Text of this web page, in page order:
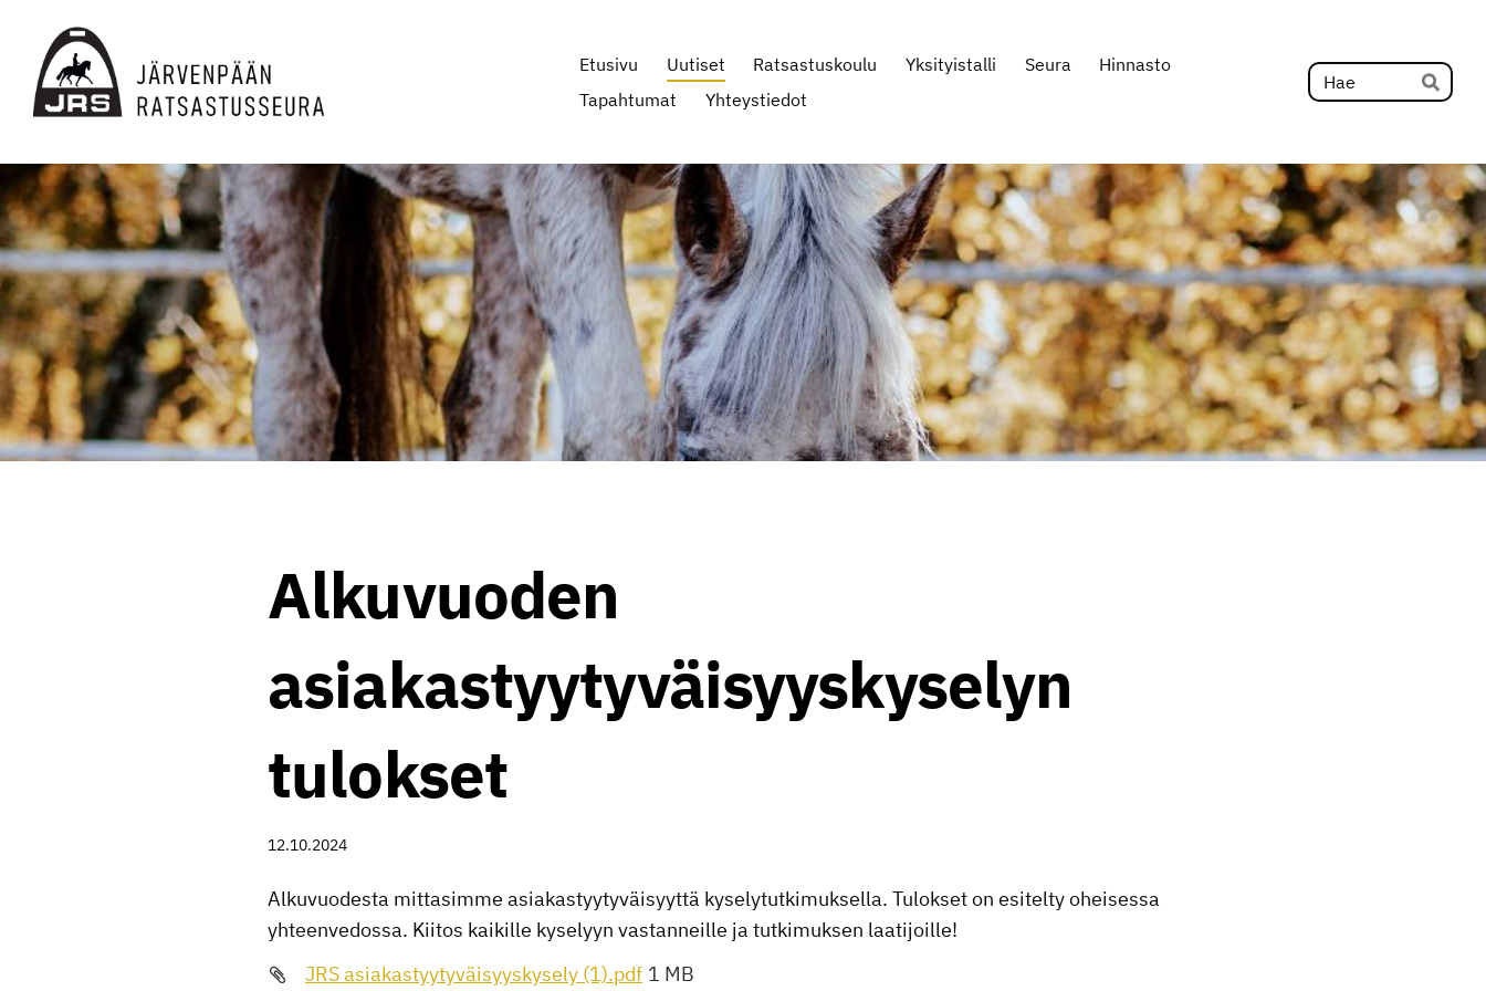
sivun
sisältöön
JRS ry
Etusivu Uutiset Ratsastuskoulu Yksityistalli Seura
Hinnasto
Tapahtumat
Yhteystiedot Hae
Alkuvuoden
asiakastyytyväisyyskyselyn
tulokset
12.10.2024
Alkuvuodesta mittasimme asiakastyytyväisyyttä kyselytutkimuksella. Tulokset on esitelty oheisessa
yhteenvedossa. Kiitos kaikille kyselyyn vastanneille ja tutkimuksen laatijoille!
JRS asiakastyytyväisyyskysely (1).pdf 1 MB